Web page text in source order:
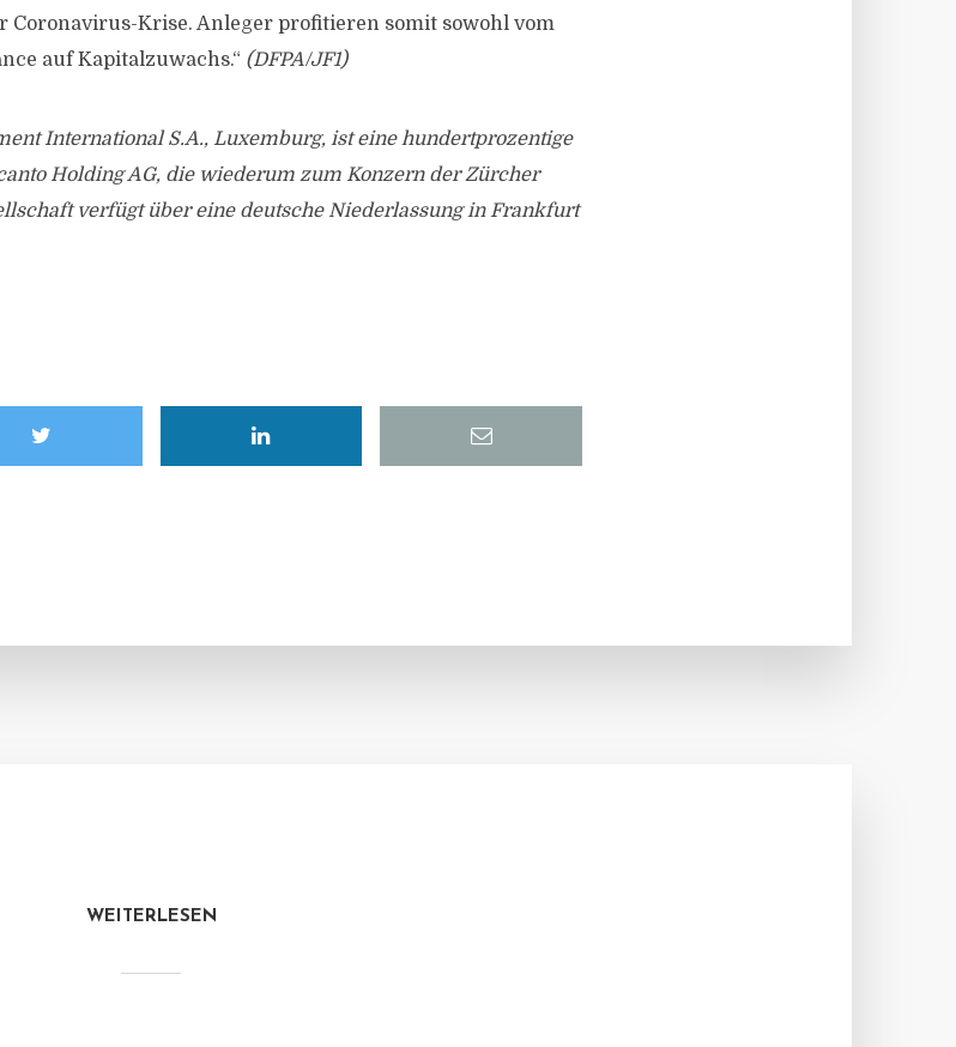
Coronavirus-Krise. Anleger profitieren somit sowohl vom
auf Kapitalzuwachs.“ (DFPA/JF1)
International S.A., Luxemburg, ist eine hundertprozentige
Holding AG, die wiederum zum Konzern der Zürcher
verfügt über eine deutsche Niederlassung in Frankfurt
WEITERLESEN